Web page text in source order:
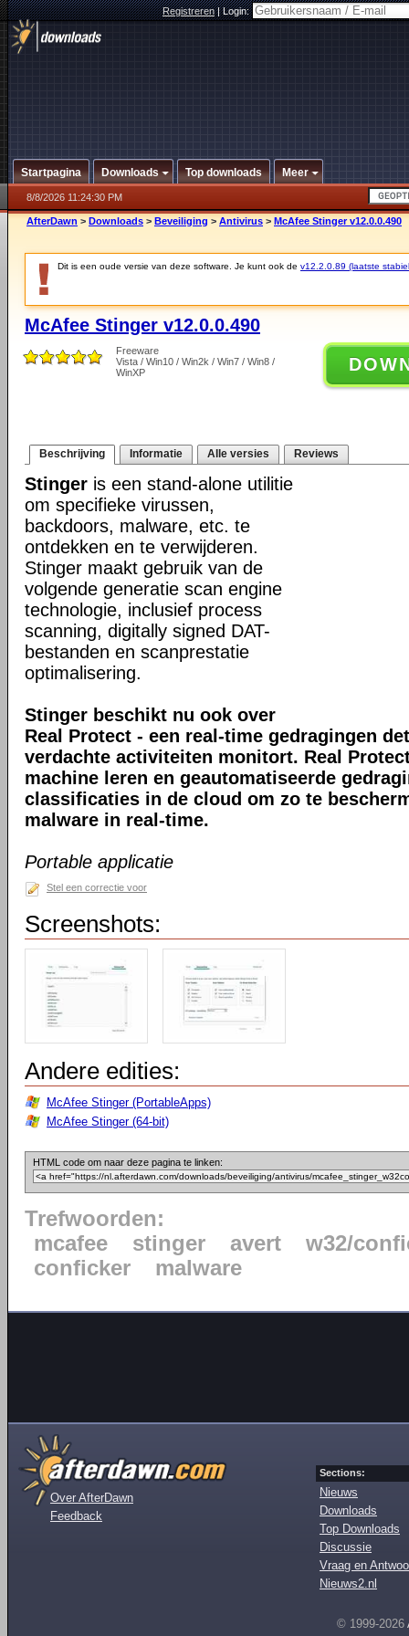
Registreren|Login:
Startpagina Downloads Top downloads Meer
8/8/2026 11:24:30 PM
AfterDawn > Downloads > Beveiliging > Antivirus > McAfee Stinger v12.0.0.490
Dit is een oude versie van deze software. Je kunt ook de v12.2.0.89 (laatste
McAfee Stinger v12.0.0.490
Freeware
Vista / Win10 / Win2k / Win7 / Win8 /
WinXP
Beschrijving Informatie Alle versies Reviews
Stinger is een stand-alone utilitie
om specifieke virussen,
backdoors, malware, etc. te
ontdekken en te verwijderen.
Stinger maakt gebruik van de
volgende generatie scan engine
technologie, inclusief process
scanning, digitally signed DAT-
bestanden en scanprestatie
optimalisering.
Stinger beschikt nu ook over
Real Protect - een real-time gedragingen
verdachte activiteiten monitort. Real
machine leren en geautomatiseerde
classificaties in de cloud om zo te
malware in real-time.
Portable applicatie
Stel een correctie voor
Screenshots:
Andere edities:
McAfee Stinger (PortableApps)
McAfee Stinger (64-bit)
HTML code om naar deze pagina te linken:
Trefwoorden:
mcafee
stinger avert
w32/
conficker
malware
Over AfterDawn
Feedback
Sections:
Nieuws
Downloads
Top Downloads
Discussie
Vraag en
Nieuws2.nl
© 1999-2026